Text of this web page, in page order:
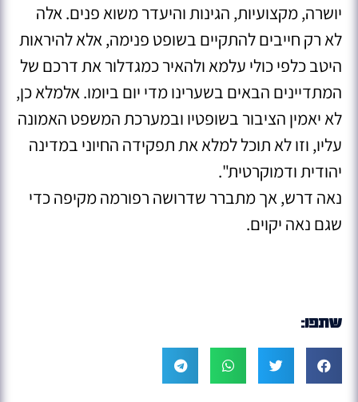
יושרה, מקצועיות, הגינות והיעדר משוא פנים. אלה
לא רק חייבים להתקיים בשופט פנימה, אלא להיראות
היטב כלפי כולי עלמא ולהאיר כמגדלור את דרכם של
המתדיינים הבאים בשערינו מדי יום ביומו. אלמלא כן,
לא יאמין הציבור בשופטיו ובמערכת המשפט האמונה
עליו, וזו לא תוכל למלא את תפקידה החיוני במדינה
יהודית ודמוקרטית".
נאה דרש, אך מתברר שדרושה רפורמה מקיפה כדי
שגם נאה יקוים.
שתפו: